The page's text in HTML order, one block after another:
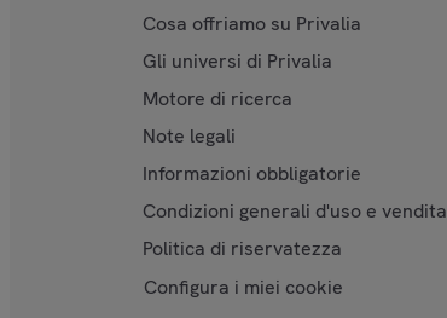
Cosa offriamo su Privalia
Gli universi di Privalia
Motore di ricerca
Note legali
Informazioni obbligatorie
Condizioni generali d'uso e vendita
Politica di riservatezza
Configura i miei cookie